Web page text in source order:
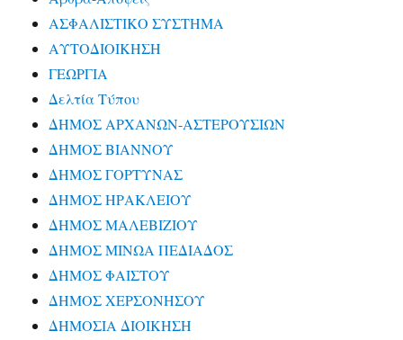
ΑΣΦΑΛΙΣΤΙΚΟ ΣΥΣΤΗΜΑ
ΑΥΤΟΔΙΟΙΚΗΣΗ
ΓΕΩΡΓΙΑ
Δελτία Τύπου
ΔΗΜΟΣ ΑΡΧΑΝΩΝ-ΑΣΤΕΡΟΥΣΙΩΝ
ΔΗΜΟΣ ΒΙΑΝΝΟΥ
ΔΗΜΟΣ ΓΟΡΤΥΝΑΣ
ΔΗΜΟΣ ΗΡΑΚΛΕΙΟΥ
ΔΗΜΟΣ ΜΑΛΕΒΙΖΙΟΥ
ΔΗΜΟΣ ΜΙΝΩΑ ΠΕΔΙΑΔΟΣ
ΔΗΜΟΣ ΦΑΙΣΤΟΥ
ΔΗΜΟΣ ΧΕΡΣΟΝΗΣΟΥ
ΔΗΜΟΣΙΑ ΔΙΟΙΚΗΣΗ